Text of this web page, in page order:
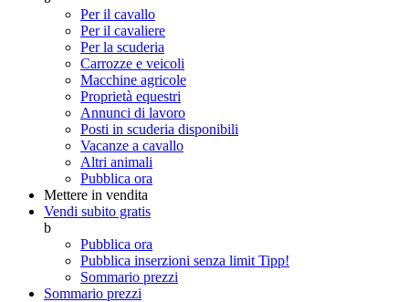
Per il cavallo
Per il cavaliere
Per la scuderia
Carrozze e veicoli
Macchine agricole
Proprietà equestri
Annunci di lavoro
Posti in scuderia disponibili
Vacanze a cavallo
Altri animali
Pubblica ora
Mettere in vendita
Vendi subito gratis
b
Pubblica ora
Pubblica inserzioni senza limit Tipp!
Sommario prezzi
Sommario prezzi